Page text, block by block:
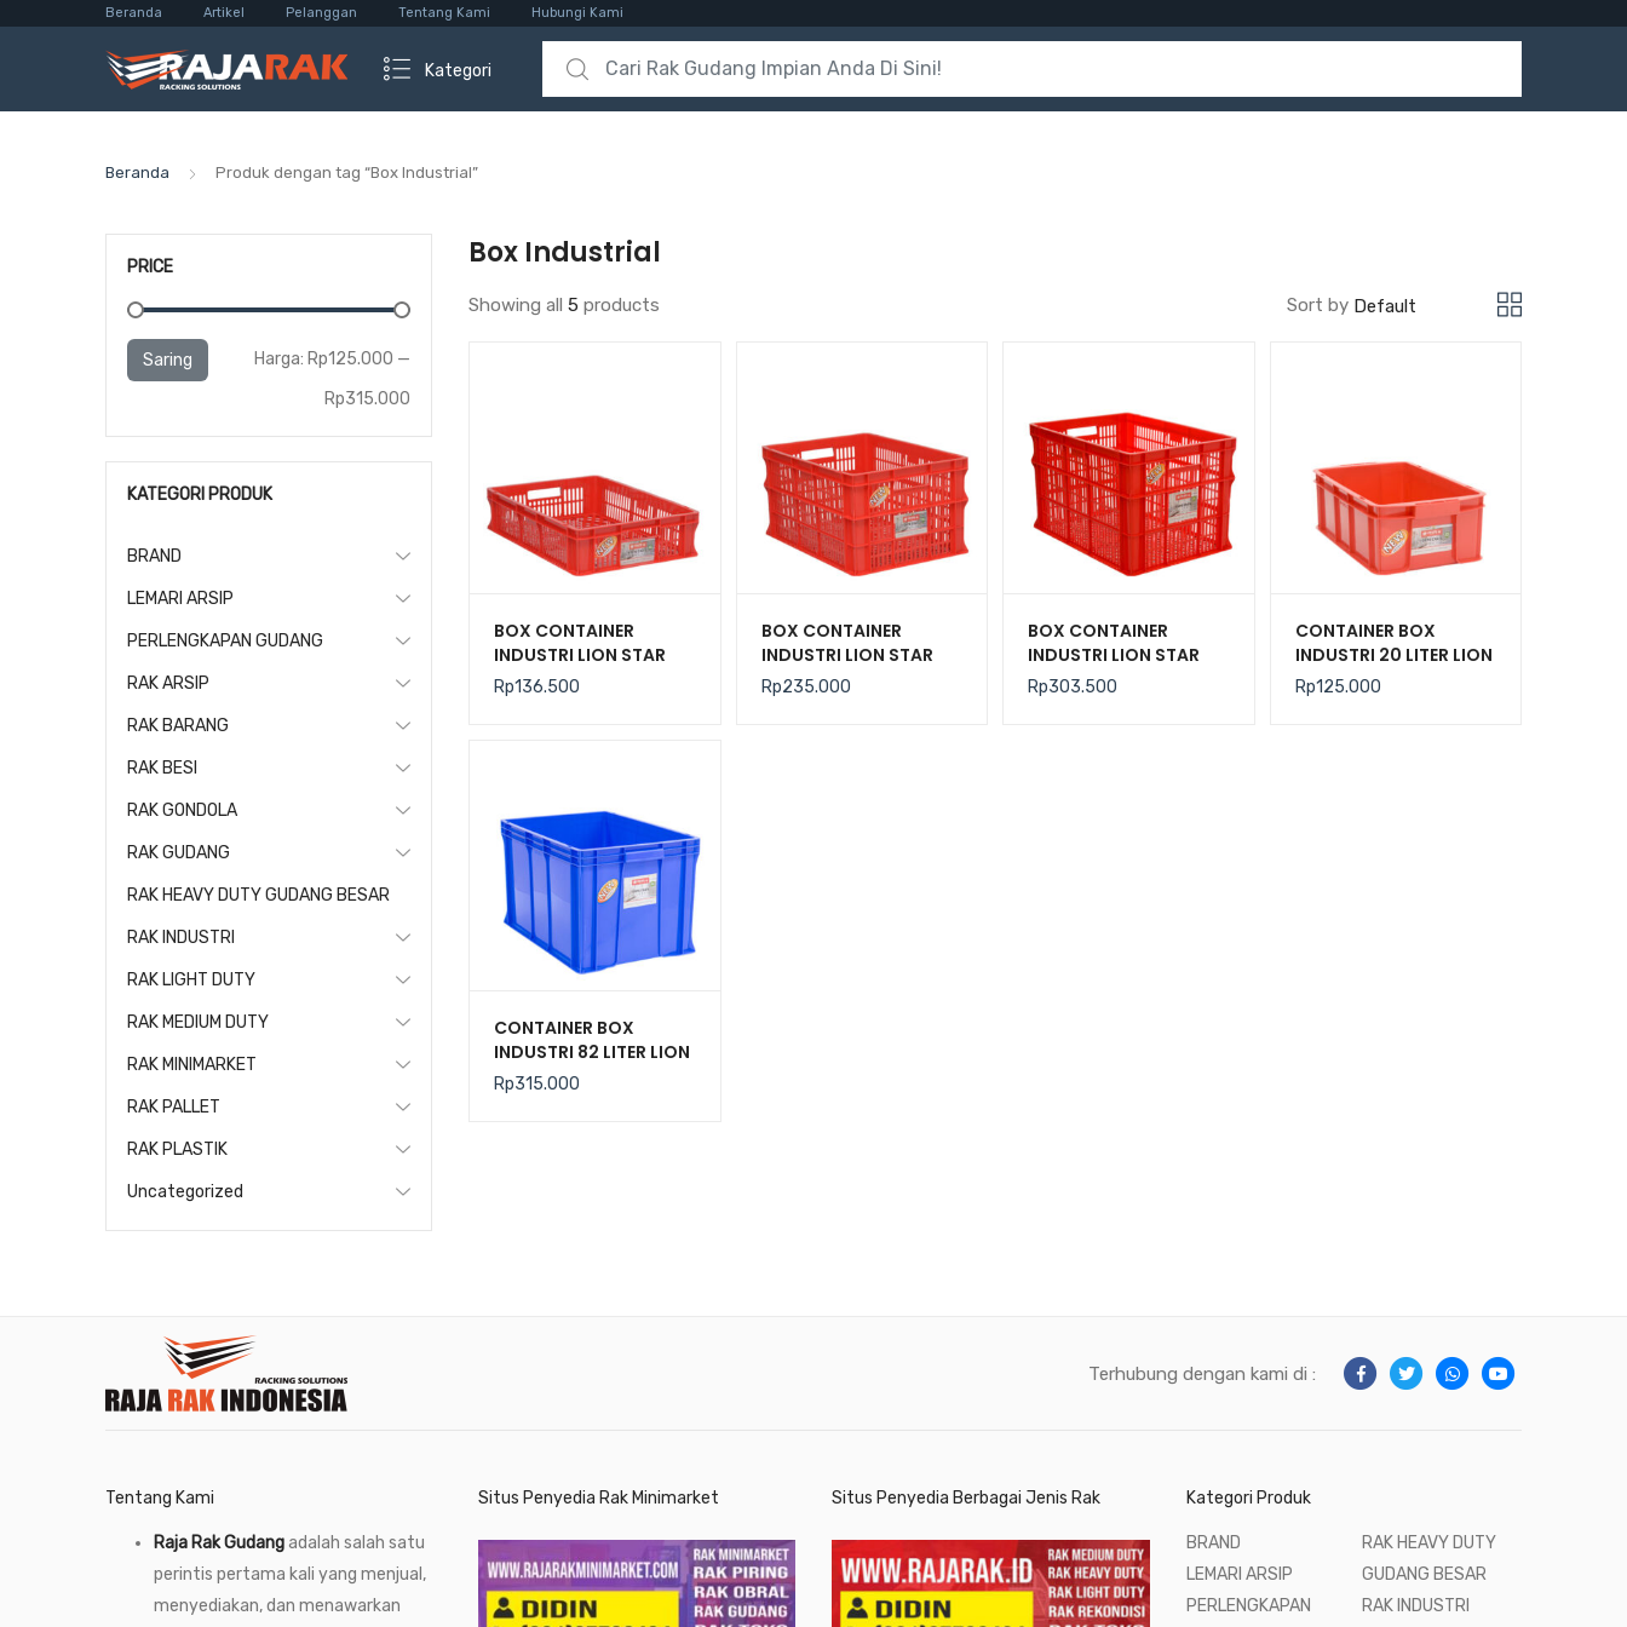
Beranda Artikel Pelanggan Tentang Kami Hubungi Kami
Kategori
Search for:
Beranda Produk dengan tag “Box Industrial”
Box Industrial
Showing all 5 products Sort by
BOX CONTAINER
INDUSTRI LION STAR
TIPE IC-27 FORTE
CRATE 301 UK. 600 x
Rp136.500
BOX CONTAINER
INDUSTRI LION STAR
TIPE IC-28 FORTE
CRATE 302
Rp235.000
BOX CONTAINER
INDUSTRI LION STAR
TIPE IC-29 FORTE
CRATE 303
Rp303.500
CONTAINER BOX
INDUSTRI 20 LITER LION
STAR IC-36 FORTE
CRATE 101 UKURAN
Rp125.000
CONTAINER BOX
INDUSTRI 82 LITER LION
STAR IC-33 FORTE
CRATE 203 UKURAN
Rp315.000
PRICE
Saring Harga: Rp125.000 —
Rp315.000
KATEGORI PRODUK
BRAND
LEMARI ARSIP
PERLENGKAPAN GUDANG
RAK ARSIP
RAK BARANG
RAK BESI
RAK GONDOLA
RAK GUDANG
RAK HEAVY DUTY GUDANG BESAR
RAK INDUSTRI
RAK LIGHT DUTY
RAK MEDIUM DUTY
RAK MINIMARKET
RAK PALLET
RAK PLASTIK
Uncategorized
Terhubung dengan kami di :
Tentang Kami
Raja Rak Gudangadalah salah satu
perintis pertama kali yang menjual,
menyediakan, dan menawarkan
Situs Penyedia Rak Minimarket Situs Penyedia Berbagai Jenis Rak Kategori Produk
BRAND
LEMARI ARSIP
PERLENGKAPAN
RAK HEAVY DUTY
GUDANG BESAR
RAK INDUSTRI